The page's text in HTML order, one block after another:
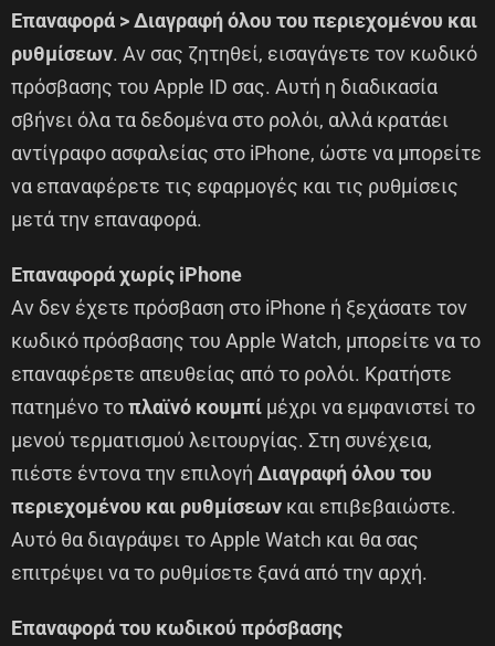
Επαναφορά > Διαγραφή όλου του περιεχομένου και
ρυθμίσεων. Αν σας ζητηθεί, εισαγάγετε τον κωδικό
πρόσβασης του Apple ID σας. Αυτή η διαδικασία
σβήνει όλα τα δεδομένα στο ρολόι, αλλά κρατάει
αντίγραφο ασφαλείας στο iPhone, ώστε να μπορείτε
να επαναφέρετε τις εφαρμογές και τις ρυθμίσεις
μετά την επαναφορά.
Επαναφορά χωρίς iPhone
Αν δεν έχετε πρόσβαση στο iPhone ή ξεχάσατε τον
κωδικό πρόσβασης του Apple Watch, μπορείτε να το
επαναφέρετε απευθείας από το ρολόι. Κρατήστε
πατημένο τοπλαϊνό κουμπί μέχρι να εμφανιστεί το
μενού τερματισμού λειτουργίας. Στη συνέχεια,
πιέστε έντονα την επιλογή Διαγραφή όλου του
περιεχομένου και ρυθμίσεων και επιβεβαιώστε.
Αυτό θα διαγράψει το Apple Watch και θα σας
επιτρέψει να το ρυθμίσετε ξανά από την αρχή.
Επαναφορά του κωδικού πρόσβασης